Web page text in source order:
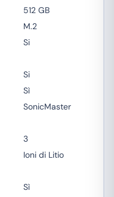
512 GB
M.2
Si
Si
Sì
SonicMaster
3
Ioni di Litio
Sì